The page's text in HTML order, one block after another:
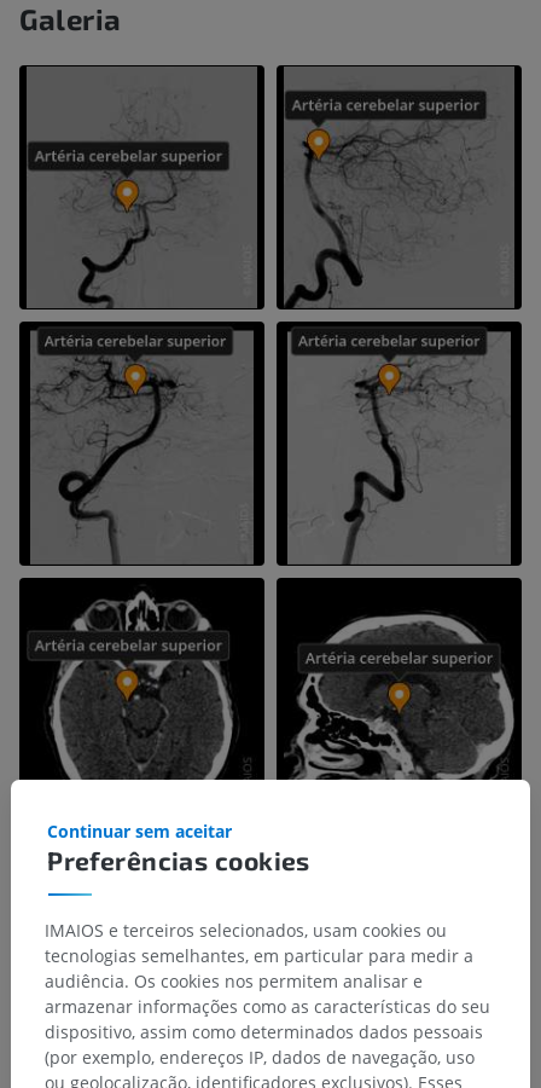
Galeria
Preferências cookies
Continuar sem aceitar
IMAIOS e terceiros selecionados, usam cookies ou
tecnologias semelhantes, em particular para medir a
audiência. Os cookies nos permitem analisar e
armazenar informações como as características do seu
dispositivo, assim como determinados dados pessoais
(por exemplo, endereços IP, dados de navegação, uso
ou geolocalização, identificadores exclusivos). Esses